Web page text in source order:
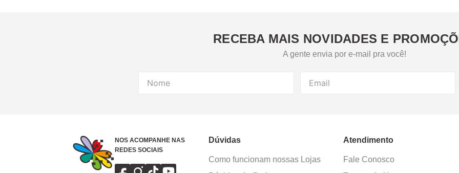
RECEBA MAIS NOVIDADES E
A gente envia por e-mail pra você!
NOS ACOMPANHE NAS
REDES SOCIAIS
Dúvidas
Como funcionam nossas Lojas
Atendimento
Fale Conosco